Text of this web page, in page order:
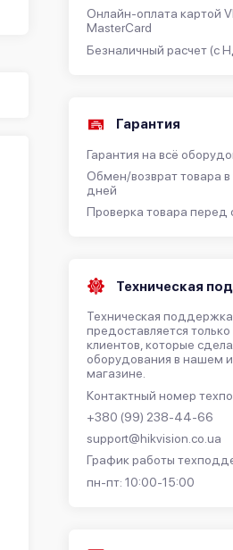
Онлайн-оплата картой
MasterCard
Безналичный расчет (с
Гарантия
Гарантия на всё
Обмен/возврат товара в
дней
Проверка товара перед
Техническая
Техническая поддержка
предоставляется только
клиентов, которые
оборудования в нашем
магазине.
Контактный номер
+380 (99) 238-44-66
support@hikvision.co.ua
График работы
пн-пт: 10:00-15:00